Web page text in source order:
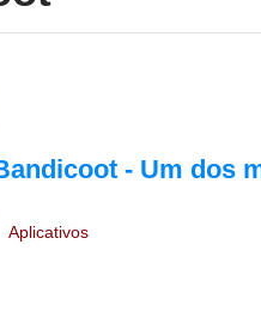
- Um dos
Aplicativos